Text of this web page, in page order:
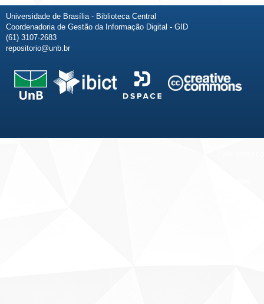
Universidade de Brasília - Biblioteca Central
Coordenadoria de Gestão da Informação Digital - GID
(61) 3107-2683
repositorio@unb.br